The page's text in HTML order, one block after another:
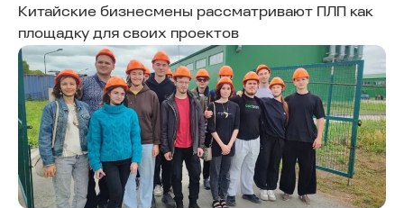
Китайские бизнесмены рассматривают ПЛП как
площадку для своих проектов